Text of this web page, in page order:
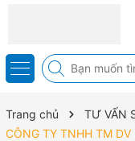
Trang chủ
TƯ VẤN
CÔNG TY TNHH TM DV